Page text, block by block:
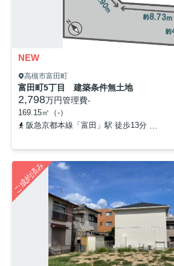
NEW
高槻市富田町
富田町5丁目 建築条件無土地
2,798万円管理費-
169.15㎡（-）
阪急京都本線「富田」駅 徒歩13分
ご成約済み